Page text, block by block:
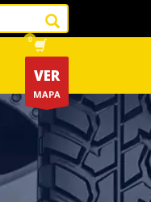
VER
MAPA